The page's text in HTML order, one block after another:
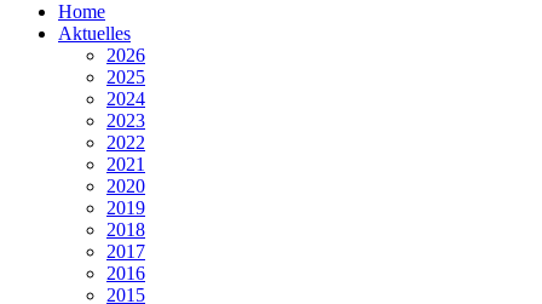
Home
Aktuelles
2026
2025
2024
2023
2022
2021
2020
2019
2018
2017
2016
2015